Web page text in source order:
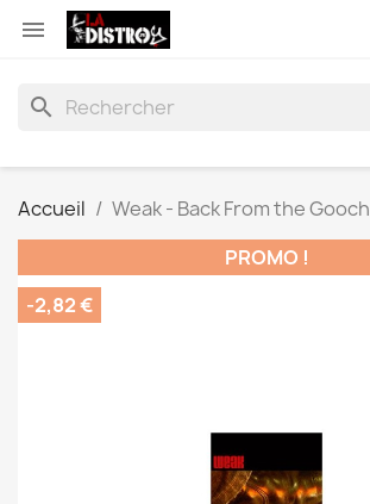

search
Accueil
Weak - Back From the Gooch
PROMO !
-2,82 €